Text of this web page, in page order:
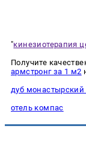
"кинезиотерапия
Получите
армстронг за 1 м2
дуб монастырский
отель компас